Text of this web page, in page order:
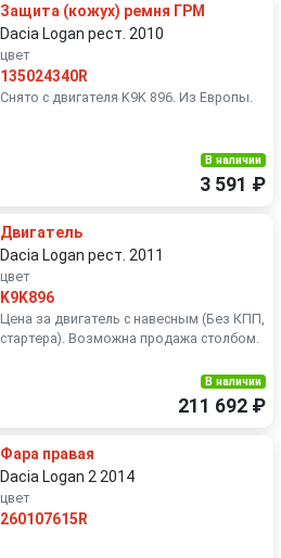
Защита (кожух) ремня ГРМ
Dacia Logan рест. 2010
цвет
135024340R
Снято с двигателя K9K 896. Из Европы.
В наличии
3 591 ₽
Двигатель
Dacia Logan рест. 2011
цвет
K9K896
Цена за двигатель с навесным (Без КПП,
стартера). Возможна продажа столбом.
В наличии
211 692 ₽
Фара правая
Dacia Logan 2 2014
цвет
260107615R